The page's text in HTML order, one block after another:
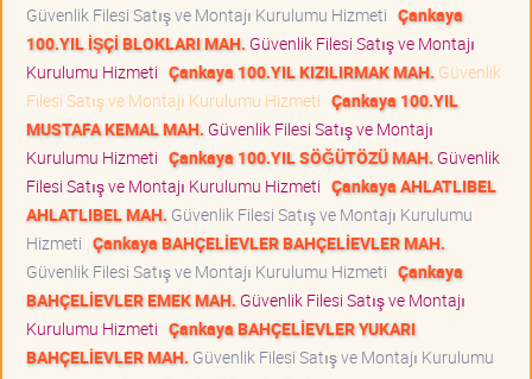
Güvenlik Filesi Satış ve Montajı Kurulumu Hizmeti Çankaya
100.YIL İŞÇİ BLOKLARI MAH. Güvenlik Filesi Satış ve Montajı
Kurulumu Hizmeti Çankaya 100.YIL KIZILIRMAK MAH. Güvenlik
Filesi Satış ve Montajı Kurulumu Hizmeti Çankaya 100.YIL
MUSTAFA KEMAL MAH. Güvenlik Filesi Satış ve Montajı
Kurulumu Hizmeti Çankaya 100.YIL SÖĞÜTÖZÜ MAH. Güvenlik
Filesi Satış ve Montajı Kurulumu Hizmeti Çankaya AHLATLIBEL
AHLATLIBEL MAH. Güvenlik Filesi Satış ve Montajı Kurulumu
Hizmeti Çankaya BAHÇELİEVLER BAHÇELİEVLER MAH.
Güvenlik Filesi Satış ve Montajı Kurulumu Hizmeti Çankaya
BAHÇELİEVLER EMEK MAH. Güvenlik Filesi Satış ve Montajı
Kurulumu Hizmeti Çankaya BAHÇELİEVLER YUKARI
BAHÇELİEVLER MAH. Güvenlik Filesi Satış ve Montajı Kurulumu